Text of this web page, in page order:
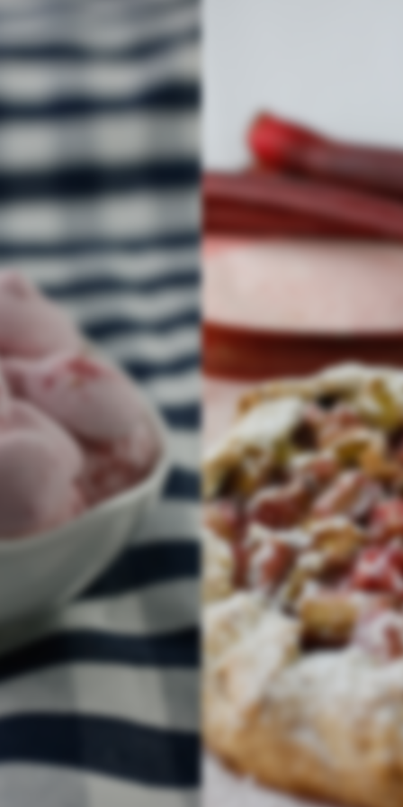
Wir sind bald zurück
Diese Seite befindet sich im Umbau und ist in kürze wieder
erreichbar.
© lauras-genussreich.de 2026
Benutzeranmeldung
Passwort zurücksetzen